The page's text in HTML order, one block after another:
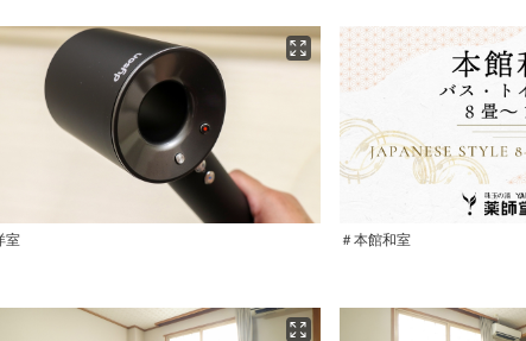
室 ＃本館和室